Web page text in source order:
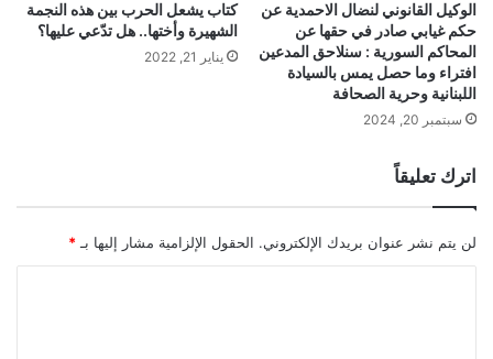
الوكيل القانوني لنضال الاحمدية عن
حكم غيابي صادر في حقها عن
المحاكم السورية : سنلاحق المدعين
افتراء وما حصل يمس بالسيادة
اللبنانية وحرية الصحافة
سبتمبر 20, 2024
كتاب يشعل الحرب بين هذه النجمة
الشهيرة وأختها.. هل تدّعي عليها؟
يناير 21, 2022
اترك تعليقاً
لن يتم نشر عنوان بريدك الإلكتروني. الحقول الإلزامية مشار إليها بـ *